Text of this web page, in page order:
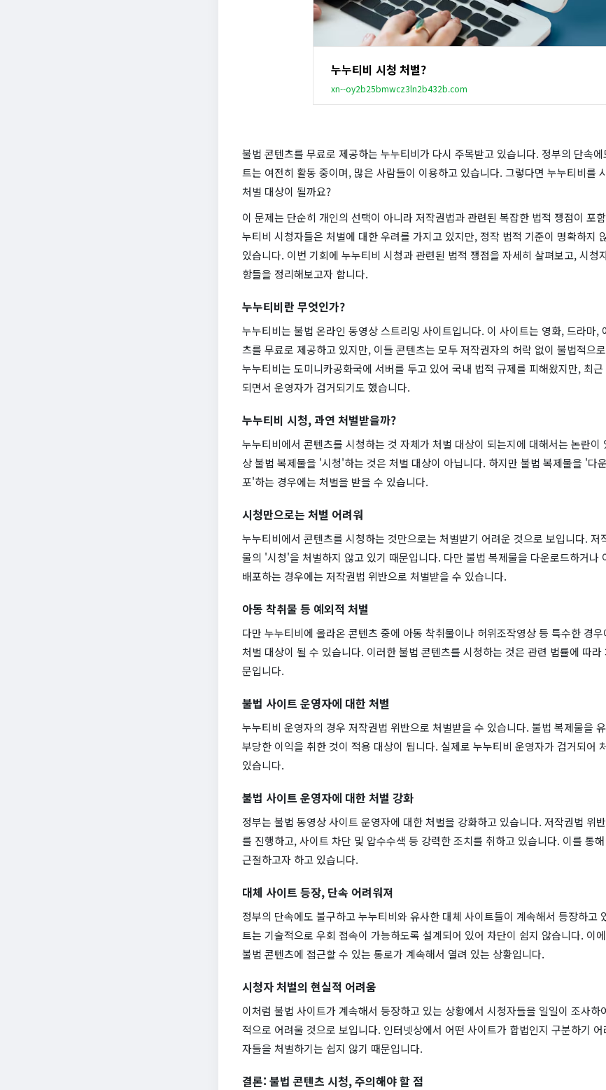
누누티비 시청 처벌?
xn--oy2b25bmwcz3ln2b432b.com
불법 콘텐츠를 무료로 제공하는 누누티비가 다시 주목받고 있습니다. 정부의 단속
트는 여전히 활동 중이며, 많은 사람들이 이용하고 있습니다. 그렇다면 누누티비를
처벌 대상이 될까요?
이 문제는 단순히 개인의 선택이 아니라 저작권법과 관련된 복잡한 법적 쟁점이 포
누티비 시청자들은 처벌에 대한 우려를 가지고 있지만, 정작 법적 기준이 명확하지
있습니다. 이번 기회에 누누티비 시청과 관련된 법적 쟁점을 자세히 살펴보고, 시청
항들을 정리해보고자 합니다.
누누티비란 무엇인가?
누누티비는 불법 온라인 동영상 스트리밍 사이트입니다. 이 사이트는 영화, 드라마,
츠를 무료로 제공하고 있지만, 이들 콘텐츠는 모두 저작권자의 허락 없이 불법적으
누누티비는 도미니카공화국에 서버를 두고 있어 국내 법적 규제를 피해왔지만, 최
되면서 운영자가 검거되기도 했습니다.
누누티비 시청, 과연 처벌받을까?
누누티비에서 콘텐츠를 시청하는 것 자체가 처벌 대상이 되는지에 대해서는 논란이
상 불법 복제물을 '시청'하는 것은 처벌 대상이 아닙니다. 하지만 불법 복제물을 '다
포'하는 경우에는 처벌을 받을 수 있습니다.
시청만으로는 처벌 어려워
누누티비에서 콘텐츠를 시청하는 것만으로는 처벌받기 어려운 것으로 보입니다. 저
물의 '시청'을 처벌하지 않고 있기 때문입니다. 다만 불법 복제물을 다운로드하거나
배포하는 경우에는 저작권법 위반으로 처벌받을 수 있습니다.
아동 착취물 등 예외적 처벌
다만 누누티비에 올라온 콘텐츠 중에 아동 착취물이나 허위조작영상 등 특수한 경
처벌 대상이 될 수 있습니다. 이러한 불법 콘텐츠를 시청하는 것은 관련 법률에 따라
문입니다.
불법 사이트 운영자에 대한 처벌
누누티비 운영자의 경우 저작권법 위반으로 처벌받을 수 있습니다. 불법 복제물을
부당한 이익을 취한 것이 적용 대상이 됩니다. 실제로 누누티비 운영자가 검거되어
있습니다.
불법 사이트 운영자에 대한 처벌 강화
정부는 불법 동영상 사이트 운영자에 대한 처벌을 강화하고 있습니다. 저작권법 위
를 진행하고, 사이트 차단 및 압수수색 등 강력한 조치를 취하고 있습니다. 이를 통
근절하고자 하고 있습니다.
대체 사이트 등장, 단속 어려워져
정부의 단속에도 불구하고 누누티비와 유사한 대체 사이트들이 계속해서 등장하고
트는 기술적으로 우회 접속이 가능하도록 설계되어 있어 차단이 쉽지 않습니다. 이
불법 콘텐츠에 접근할 수 있는 통로가 계속해서 열려 있는 상황입니다.
시청자 처벌의 현실적 어려움
이처럼 불법 사이트가 계속해서 등장하고 있는 상황에서 시청자들을 일일이 조사하
적으로 어려울 것으로 보입니다. 인터넷상에서 어떤 사이트가 합법인지 구분하기
자들을 처벌하기는 쉽지 않기 때문입니다.
결론: 불법 콘텐츠 시청, 주의해야 할 점